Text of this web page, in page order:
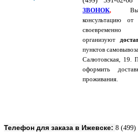
ЗВОНОК,
Вы
консультацию
организуют
пунктов
Салютовская, 19.
оформить
проживания.
Телефон для заказа в Ижевске: 8 (499)